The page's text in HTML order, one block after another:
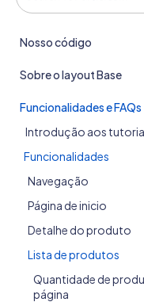
Nosso código
Sobre o layout Base
Funcionalidades e FAQs
Introdução aos
Funcionalidades
Navegação
Página de inicio
Detalhe do produto
Lista de produtos
Quantidade de
página